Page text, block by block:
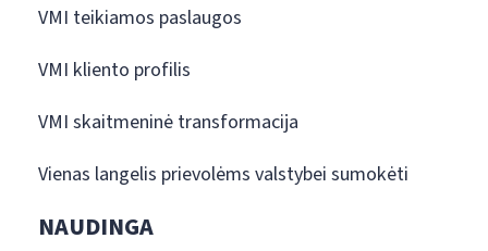
VMI teikiamos paslaugos
VMI kliento profilis
VMI skaitmeninė transformacija
Vienas langelis prievolėms valstybei sumokėti
NAUDINGA